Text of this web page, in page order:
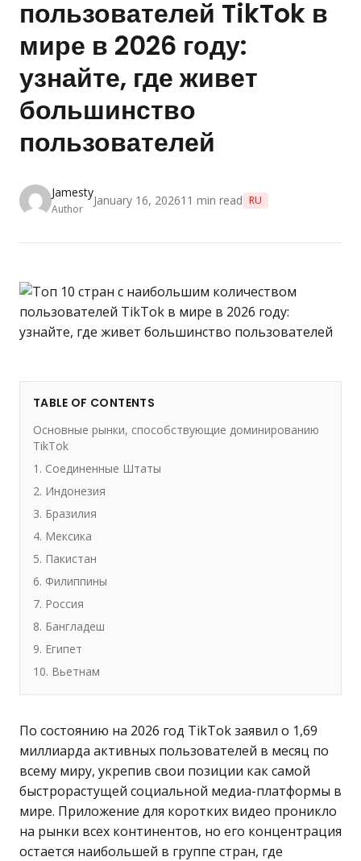
пользователей TikTok в
мире в 2026 году:
узнайте, где живет
большинство
пользователей
Jamesty
Author
January 16, 202611 min read RU
TABLE OF CONTENTS
Основные рынки, способствующие доминированию
TikTok
1. Соединенные Штаты
2. Индонезия
3. Бразилия
4. Мексика
5. Пакистан
6. Филиппины
7. Россия
8. Бангладеш
9. Египет
10. Вьетнам
По состоянию на 2026 год TikTok заявил о 1,69
миллиарда активных пользователей в месяц по
всему миру, укрепив свои позиции как самой
быстрорастущей социальной медиа-платформы в
мире. Приложение для коротких видео проникло
на рынки всех континентов, но его концентрация
остается наибольшей в группе стран, где